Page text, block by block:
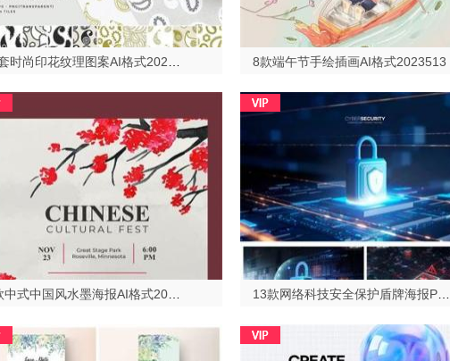
一套时尚印花纹理图案AI格式2023429 8款端午节手绘插画AI格式2023513
9款中式中国风水墨海报AI格式2023513 13款网络科技安全保护盾牌海报PSD格式2023513